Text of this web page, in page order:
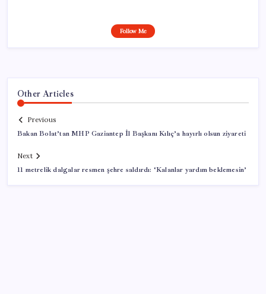
Follow Me
Other Articles
Previous
Bakan Bolat’tan MHP Gaziantep İl Başkanı Kılıç’a hayırlı olsun ziyareti
Next
11 metrelik dalgalar resmen şehre saldırdı: ‘Kalanlar yardım beklemesin’